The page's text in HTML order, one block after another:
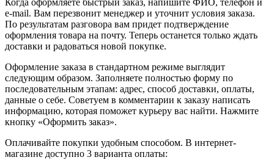
e-mail. Вам перезвонит менеджер и уточнит условия заказа.
По результатам разговора вам придет подтверждение
оформления товара на почту. Теперь останется только ждать
доставки и радоваться новой покупке.
Оформление заказа в стандартном режиме выглядит
следующим образом. Заполняете полностью форму по
последовательным этапам: адрес, способ доставки, оплаты,
данные о себе. Советуем в комментарии к заказу написать
информацию, которая поможет курьеру вас найти. Нажмите
кнопку «Оформить заказ».
Оплачивайте покупки удобным способом. В интернет-
магазине доступно 3 варианта оплаты: